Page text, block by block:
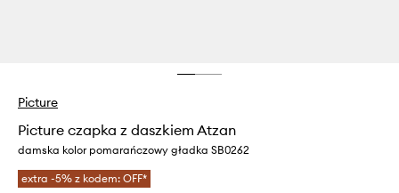
Picture
Picture czapka z daszkiem Atzan
damska kolor pomarańczowy gładka SB0262
extra -5% z kodem: OFF*